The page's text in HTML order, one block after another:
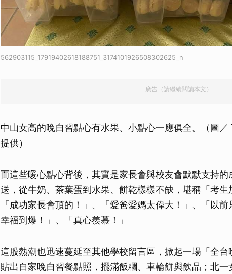
562903115_17919402618188751_3174101926508302625_n
廣告（請繼續閱讀本文）
中山女高的晚自習點心有水果、小點心一應俱全。（圖
提供）
而這些暖心點心背後，其實是家長會與校友會默默支持
送，從牛奶、茶葉蛋到水果、餅乾樣樣不缺，堪稱「考生
「成功家長會頂的！」、「愛爸愛媽太偉大！」、「以
幸福到爆！」、「真心羨慕！」
這股熱潮也迅速蔓延至其他學校留言區，掀起一場「全
貼出自家晚自習餐點照，擺滿飯糰、車輪餅與飲品；北